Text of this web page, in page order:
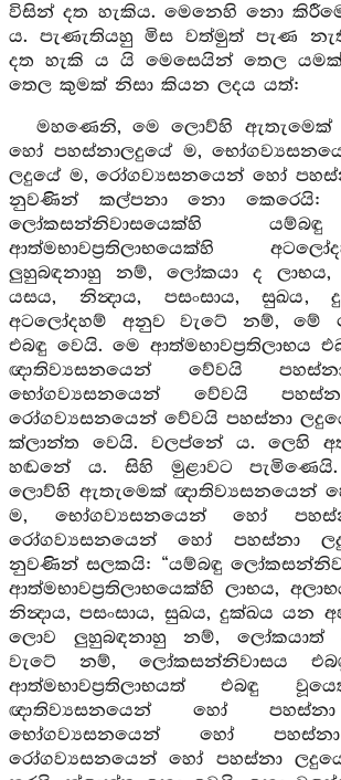
විසින් දත හැකිය. මෙනෙහි නො
ය. පැණැතියහු මිස වත්මුත් පැණ
දත හැකි ය යි මෙසෙයින් තෙල
තෙල කුමක් නිසා කියන ලදය යත්:
මහණෙනි, මෙ ලොව්හි ඇතැමෙක්
හෝ පහස්නාලදුයේ ම,
ලදුයේ ම, රෝගව්‍යසනයෙන් හෝ
නුවණින් කල්පනා නො
ලෝකසන්නිවාසයෙක්හි
ආත්මභාවප්‍රතිලාභයෙක්හි
ලුහුබඳනාහු නම්, ලෝකයා ද ලාභය,
යසය, නින්‍දාය, පසංසාය, සුඛය,
අටලෝදහම් අනුව වැටේ නම්, මේ
එබඳු වෙයි. මෙ ආත්මභාවප්‍රතිලාභය
ඥාතිව්‍යසනයෙන් වේවයි
භෝගව්‍යසනයෙන් වේවයි
රෝගව්‍යසනයෙන් වේවයි පහස්නා
ක්ලාන්ත වෙයි. වලප්නේ ය. ලෙහි අත්
හඬනේ ය. සිහි මුළාවට
ලොව්හි ඇතැමෙක් ඥාතිව්‍යසනයෙන්
ම, භෝගව්‍යසනයෙන් හෝ
රෝගව්‍යසනයෙන් හෝ පහස්නා
නුවණින් සලකයි: “යම්බඳු
ආත්මභාවප්‍රතිලාභයෙක්හි ලාභය,
නින්‍දාය, පසංසාය, සුඛය, දුක්ඛය යන
ලොව ලුහුබඳනාහු නම්, ලෝකයාත්
වැටේ නම්, ලෝකසන්නිවාසය
ආත්මභාවප්‍රතිලාභයත් එබඳු
ඥාතිව්‍යසනයෙන් හෝ
භෝගව්‍යසනයෙන් හෝ
රෝගව්‍යසනයෙන් හෝ පහස්නා